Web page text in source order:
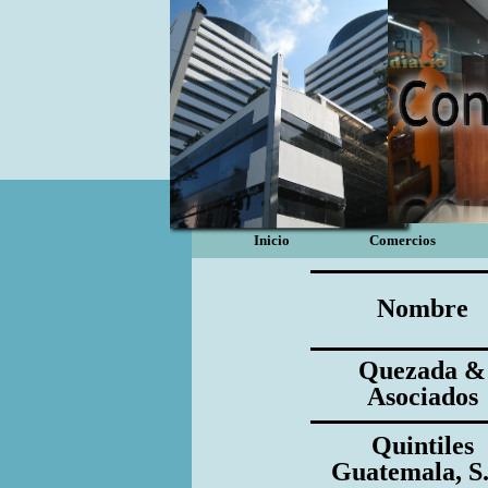
Inicio Comercios
Nombre
Quezada &
Asociados
Quintiles
Guatemala,